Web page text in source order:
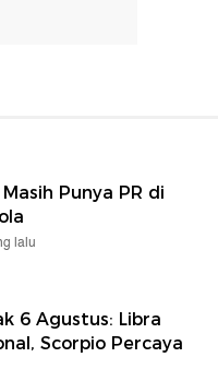
Punya PR di
lalu
6 Agustus: Libra
Scorpio Percaya